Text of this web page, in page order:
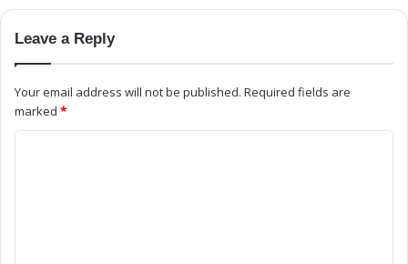
Leave a Reply
Your email address will not be published. Required fields are
marked *